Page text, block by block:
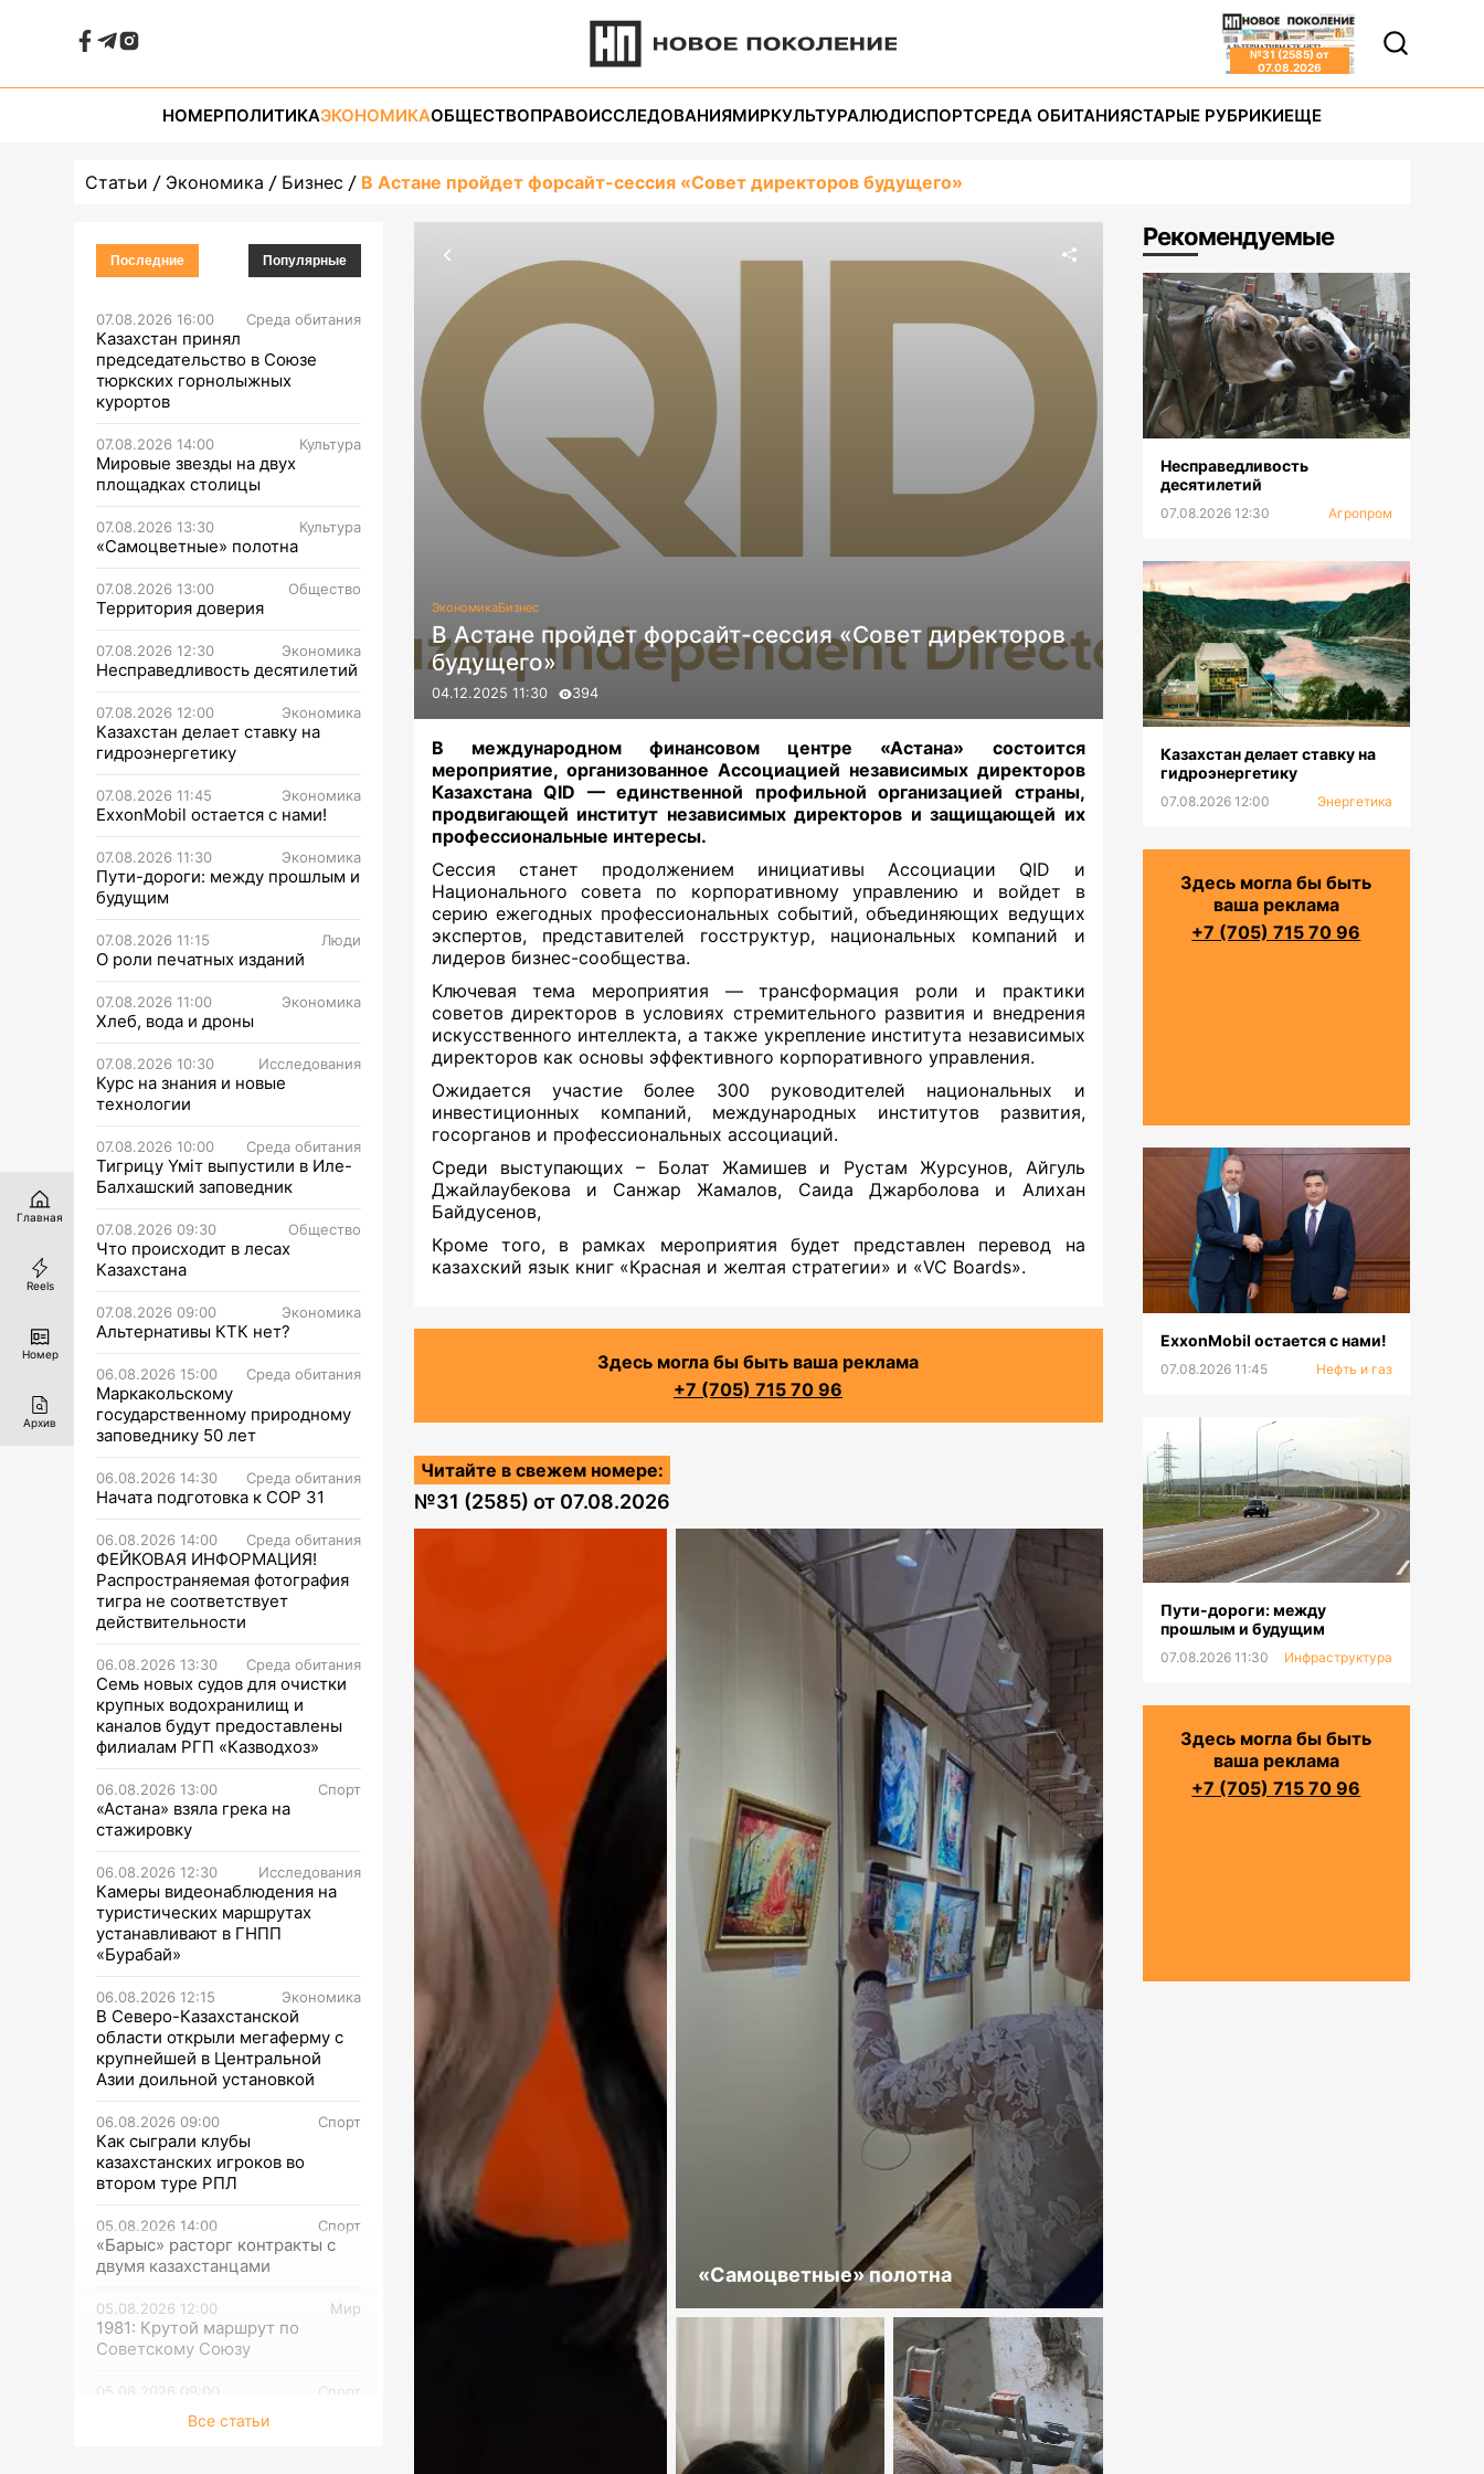
№31 (2585) от
07.08.2026
НОМЕРПОЛИТИКАЭКОНОМИКАОБЩЕСТВОПРАВОИССЛЕДОВАНИЯМИРКУЛЬТУРАЛЮДИСПОРТСРЕДА ОБИТАНИЯСТАРЫЕ РУБРИКИЕЩЕ
Статьи Экономика Бизнес В Астане пройдет форсайт-сессия «Совет директоров будущего»
Последние Популярные
07.08.2026 16:00 Среда обитания
Казахстан принял
председательство в Союзе
тюркских горнолыжных
курортов
07.08.2026 14:00 Культура
Мировые звезды на двух
площадках столицы
07.08.2026 13:30 Культура
«Самоцветные» полотна
07.08.2026 13:00 Общество
Территория доверия
07.08.2026 12:30 Экономика
Несправедливость десятилетий
07.08.2026 12:00 Экономика
Казахстан делает ставку на
гидроэнергетику
07.08.2026 11:45 Экономика
ExxonMobil остается с нами!
07.08.2026 11:30 Экономика
Пути-дороги: между прошлым и
будущим
07.08.2026 11:15 Люди
О роли печатных изданий
07.08.2026 11:00 Экономика
Хлеб, вода и дроны
07.08.2026 10:30 Исследования
Курс на знания и новые
технологии
07.08.2026 10:00 Среда обитания
Тигрицу Үміт выпустили в Иле-
Балхашский заповедник
07.08.2026 09:30 Общество
Что происходит в лесах
Казахстана
07.08.2026 09:00 Экономика
Альтернативы КТК нет?
06.08.2026 15:00 Среда обитания
Маркакольскому
государственному природному
заповеднику 50 лет
06.08.2026 14:30 Среда обитания
Начата подготовка к СОР 31
06.08.2026 14:00 Среда обитания
ФЕЙКОВАЯ ИНФОРМАЦИЯ!
Распространяемая фотография
тигра не соответствует
действительности
06.08.2026 13:30 Среда обитания
Семь новых судов для очистки
крупных водохранилищ и
каналов будут предоставлены
филиалам РГП «Казводхоз»
06.08.2026 13:00 Спорт
«Астана» взяла грека на
стажировку
06.08.2026 12:30 Исследования
Камеры видеонаблюдения на
туристических маршрутах
устанавливают в ГНПП
«Бурабай»
06.08.2026 12:15 Экономика
В Северо-Казахстанской
области открыли мегаферму с
крупнейшей в Центральной
Азии доильной установкой
06.08.2026 09:00 Спорт
Как сыграли клубы
казахстанских игроков во
втором туре РПЛ
05.08.2026 14:00 Спорт
«Барыс» расторг контракты с
двумя казахстанцами
05.08.2026 12:00 Мир
1981: Крутой маршрут по
Советскому Союзу
05.08.2026 09:00 Спорт
Представлен состав сборной
Казахстана на финальный
Все статьи
ЭкономикаБизнес
В Астане пройдет форсайт-сессия «Совет директоров
будущего»
04.12.2025 11:30 394
В международном финансовом центре «Астана» состоится
мероприятие, организованное Ассоциацией независимых директоров
Казахстана QID — единственной профильной организацией страны,
продвигающей институт независимых директоров и защищающей их
профессиональные интересы.
Сессия станет продолжением инициативы Ассоциации QID и
Национального совета по корпоративному управлению и войдет в
серию ежегодных профессиональных событий, объединяющих ведущих
экспертов, представителей госструктур, национальных компаний и
лидеров бизнес-сообщества.
Ключевая тема мероприятия — трансформация роли и практики
советов директоров в условиях стремительного развития и внедрения
искусственного интеллекта, а также укрепление института независимых
директоров как основы эффективного корпоративного управления.
Ожидается участие более 300 руководителей национальных и
инвестиционных компаний, международных институтов развития,
госорганов и профессиональных ассоциаций.
Среди выступающих – Болат Жамишев и Рустам Журсунов, Айгуль
Джайлаубекова и Санжар Жамалов, Саида Джарболова и Алихан
Байдусенов,
Кроме того, в рамках мероприятия будет представлен перевод на
казахский язык книг «Красная и желтая стратегии» и «VC Boards».
Здесь могла бы быть ваша реклама
+7 (705) 715 70 96
Читайте в свежем номере:
№31 (2585) от 07.08.2026
«Самоцветные» полотна
Рекомендуемые
Несправедливость
десятилетий
07.08.2026 12:30 Агропром
Казахстан делает ставку на
гидроэнергетику
07.08.2026 12:00 Энергетика
Здесь могла бы быть
ваша реклама
+7 (705) 715 70 96
ExxonMobil остается с нами!
07.08.2026 11:45 Нефть и газ
Пути-дороги: между
прошлым и будущим
07.08.2026 11:30 Инфраструктура
Здесь могла бы быть
ваша реклама
+7 (705) 715 70 96
Главная
Reels
Номер
Архив